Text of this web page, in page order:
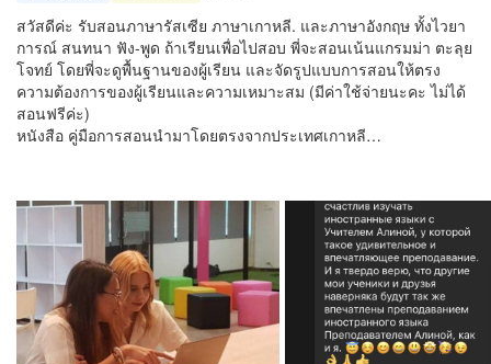
สวัสดีค่ะ รับสอนภาษารัสเซีย ภาษาเกาหลี. และภาษาอังกฤษ ทั้งไวยา
การณ์ สนทนา ฟัง-พูด ถ้าเรียนเพื่อไปสอบ พี่จะสอนเน้นแกรมม่า ตะลุย
โจทย์ โดยพี่จะดูพื้นฐานของผู้เรียน และจัดรูปแบบการสอนให้ตรง
ความต้องการของผู้เรียนและความเหมาะสม (มีค่าใช้จ่ายนะคะ ไม่ได้
สอนฟรีค่ะ)​
หนังสือ คู่มือการสอนนำมาโดยตรงจากประเทศเกาหลี…